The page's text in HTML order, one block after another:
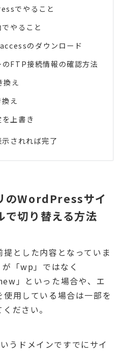
でやること
やること
のダウンロード
FTP接続情報の確認方法
え
え
上書き
されれば完了
のWordPressサイ
で切り替える方法
とした内容となっていま
「wp」ではなく
」といった場合や、エ
使用している場合は一部を
ださい。
ドメインですでにサイ